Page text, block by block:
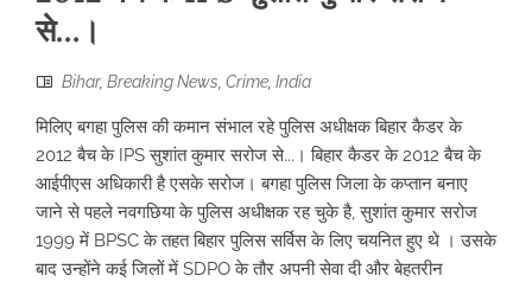
से…।
Bihar, Breaking News, Crime, India
मिलिए बगहा पुलिस की कमान संभाल रहे पुलिस अधीक्षक बिहार कैडर के
2012 बैच के IPS सुशांत कुमार सरोज से...। बिहार कैडर के 2012 बैच के
आईपीएस अधिकारी है एसके सरोज। बगहा पुलिस जिला के कप्तान बनाए
जाने से पहले नवगछिया के पुलिस अधीक्षक रह चुके है, सुशांत कुमार सरोज
1999 में BPSC के तहत बिहार पुलिस सर्विस के लिए चयनित हुए थे । उसके
बाद उन्होंने कई जिलों में SDPO के तौर अपनी सेवा दी और बेहतरीन